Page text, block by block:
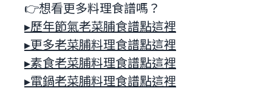
👉想看更多料理食譜嗎？
▸歷年節氣老菜脯食譜點這裡
▸更多老菜脯料理食譜點這裡
▸素食老菜脯料理食譜點這裡
▸電鍋老菜脯料理食譜點這裡